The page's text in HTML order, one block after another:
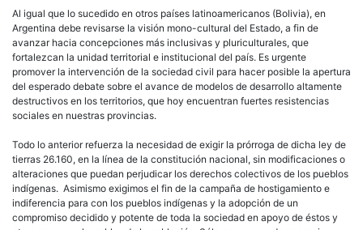
Al igual que lo sucedido en otros países latinoamericanos (Bolivia), en
Argentina debe revisarse la visión mono-cultural del Estado, a fin de
avanzar hacia concepciones más inclusivas y pluriculturales, que
fortalezcan la unidad territorial e institucional del país. Es urgente
promover la intervención de la sociedad civil para hacer posible la apertura
del esperado debate sobre el avance de modelos de desarrollo altamente
destructivos en los territorios, que hoy encuentran fuertes resistencias
sociales en nuestras provincias.
Todo lo anterior refuerza la necesidad de exigir la prórroga de dicha ley de
tierras 26.160, en la línea de la constitución nacional, sin modificaciones o
alteraciones que puedan perjudicar los derechos colectivos de los pueblos
indígenas. Asimismo exigimos el fin de la campaña de hostigamiento e
indiferencia para con los pueblos indígenas y la adopción de un
compromiso decidido y potente de toda la sociedad en apoyo de éstos y